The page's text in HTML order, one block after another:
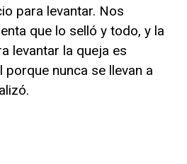
para levantar. Nos
que lo selló y todo, y la
levantar la queja es
nunca se llevan a